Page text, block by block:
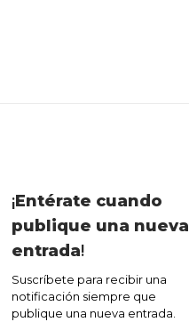
¡Entérate cuando
publique una nueva
entrada!
Suscríbete para recibir una
notificación siempre que
publique una nueva entrada.